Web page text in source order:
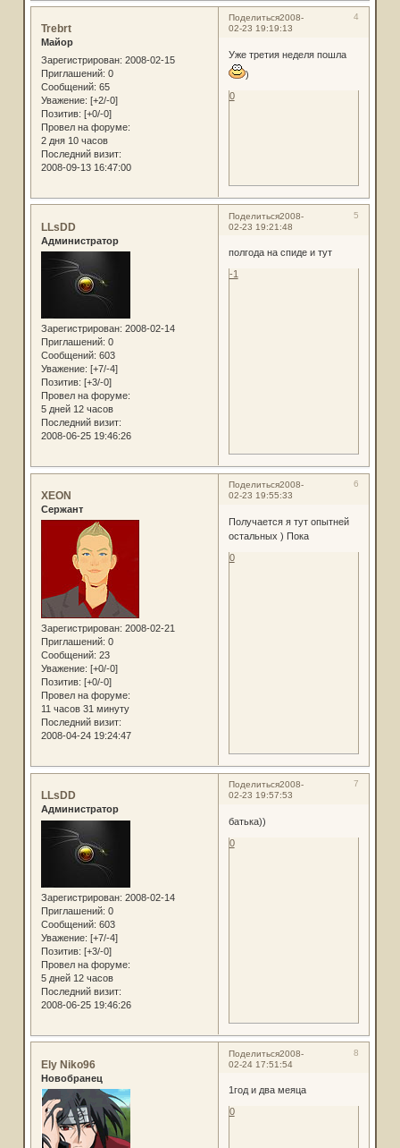
Поделиться 4
2008-
02-23 19:19:13
Trebrt
Майор
Зарегистрирован: 2008-02-15
Приглашений: 0
Сообщений: 65
Уважение: [+2/-0]
Позитив: [+0/-0]
Провел на форуме:
2 дня 10 часов
Последний визит:
2008-09-13 16:47:00
Уже третия неделя пошла
)
0
Поделиться 5
2008-
02-23 19:21:48
LLsDD
Администратор
Зарегистрирован: 2008-02-14
Приглашений: 0
Сообщений: 603
Уважение: [+7/-4]
Позитив: [+3/-0]
Провел на форуме:
5 дней 12 часов
Последний визит:
2008-06-25 19:46:26
полгода на спиде и тут
-1
Поделиться 6
2008-
02-23 19:55:33
XEON
Сержант
Зарегистрирован: 2008-02-21
Приглашений: 0
Сообщений: 23
Уважение: [+0/-0]
Позитив: [+0/-0]
Провел на форуме:
11 часов 31 минуту
Последний визит:
2008-04-24 19:24:47
Получается я тут опытней
остальных ) Пока
0
Поделиться 7
2008-
02-23 19:57:53
LLsDD
Администратор
Зарегистрирован: 2008-02-14
Приглашений: 0
Сообщений: 603
Уважение: [+7/-4]
Позитив: [+3/-0]
Провел на форуме:
5 дней 12 часов
Последний визит:
2008-06-25 19:46:26
батька))
0
Поделиться 8
2008-
02-24 17:51:54
Ely Niko96
Новобранец
1год и два меяца
0